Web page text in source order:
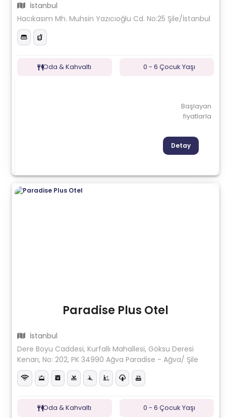
İstanbul
Hacıkasım Mh. Muhsin Yazıcıoğlu Cd. No:25 Şile/İstanbul
Oda & Kahvaltı 0 - 6 Çocuk Yaşı
Başlayan
fiyatlarla
Detay
Paradise Plus Otel
İstanbul
Dere Boyu Caddesi, Kurfallı Mahallesi, Göksu Deresi
Kenarı, No: 202, PK 34990 Ağva Paradise - Ağva/ Şile
Oda & Kahvaltı 0 - 6 Çocuk Yaşı